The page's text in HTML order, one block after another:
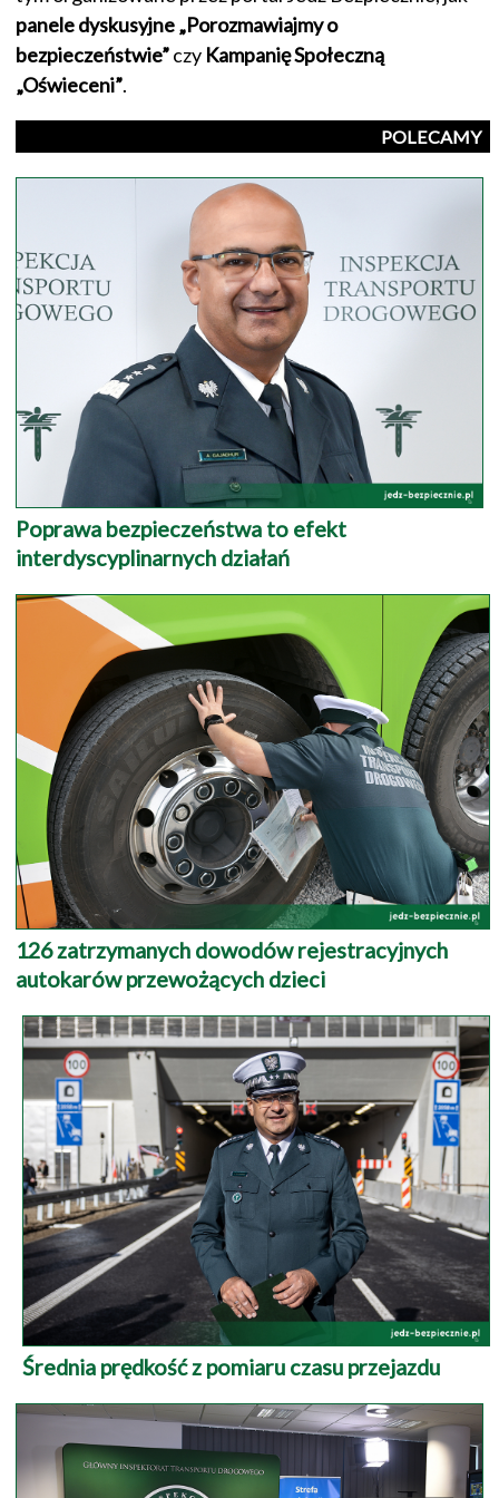
panele dyskusyjne „Porozmawiajmy o
bezpieczeństwie”czy Kampanię Społeczną
„Oświeceni”.
POLECAMY
Poprawa bezpieczeństwa to efekt
interdyscyplinarnych działań
126 zatrzymanych dowodów rejestracyjnych
autokarów przewożących dzieci
Średnia prędkość z pomiaru czasu przejazdu